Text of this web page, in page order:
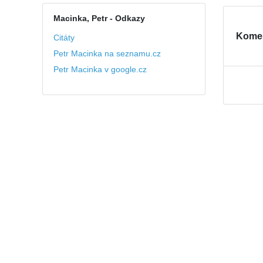
Macinka, Petr- Odkazy
Citáty
Petr Macinka na seznamu.cz
Petr Macinka v google.cz